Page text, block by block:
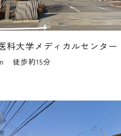
科大学メディカルセンター
徒歩約15分